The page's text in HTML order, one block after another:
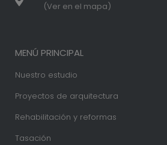
(Ver en el mapa)
MENÚ PRINCIPAL
Nuestro estudio
Proyectos de arquitectura
Rehabilitación y reformas
Tasación